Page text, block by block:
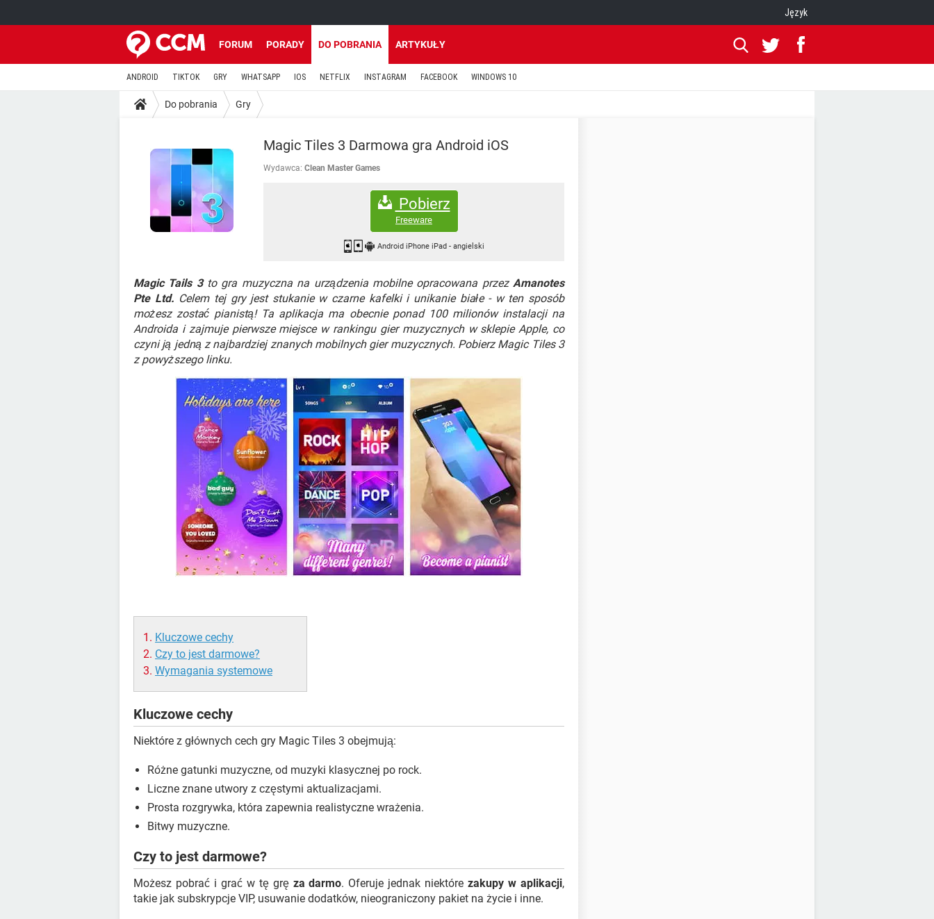
Język
FORUM PORADY DO POBRANIA ARTYKUŁY
ANDROID TIKTOK GRY WHATSAPP IOS NETFLIX INSTAGRAM FACEBOOK WINDOWS 10
Do pobrania Gry
Magic Tiles 3 Darmowa gra Android iOS
Wydawca: Clean Master Games
Pobierz
Freeware
Android iPhone iPad - angielski
Magic Tails 3to gra muzyczna na urządzenia mobilne opracowana przezAmanotes
Pte Ltd. Celem tej gry jest stukanie w czarne kafelki i unikanie białe - w ten sposób
możesz zostać pianistą! Ta aplikacja ma obecnie ponad 100 milionów instalacji na
Androida i zajmuje pierwsze miejsce w rankingu gier muzycznych w sklepie Apple, co
czyni ją jedną z najbardziej znanych mobilnych gier muzycznych. Pobierz Magic Tiles 3
z powyższego linku.
Kluczowe cechy
Czy to jest darmowe?
Wymagania systemowe
Kluczowe cechy
Niektóre z głównych cech gry Magic Tiles 3 obejmują:
Różne gatunki muzyczne, od muzyki klasycznej po rock.
Liczne znane utwory z częstymi aktualizacjami.
Prosta rozgrywka, która zapewnia realistyczne wrażenia.
Bitwy muzyczne.
Czy to jest darmowe?
Możesz pobrać i grać w tę grę za darmo. Oferuje jednak niektórezakupy w aplikacji,
takie jak subskrypcje VIP, usuwanie dodatków, nieograniczony pakiet na życie i inne.